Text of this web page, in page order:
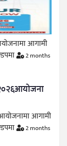
आगामी
2 months
आगामी
2 months